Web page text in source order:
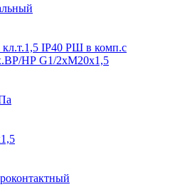
кл.т.1,5 IP40 РШ в комп.с
НР G1/2xМ20х1,5